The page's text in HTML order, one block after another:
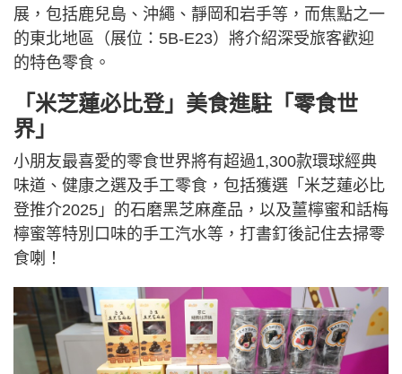
展，包括鹿兒島、沖繩、靜岡和岩手等，而焦點之一
的東北地區（展位：5B-E23）將介紹深受旅客歡迎
的特色零食。
「米芝蓮必比登」美食進駐「零食世
界」
小朋友最喜愛的零食世界將有超過1,300款環球經典
味道、健康之選及手工零食，包括獲選「米芝蓮必比
登推介2025」的石磨黑芝麻產品，以及薑檸蜜和話梅
檸蜜等特別口味的手工汽水等，打書釘後記住去掃零
食喇！